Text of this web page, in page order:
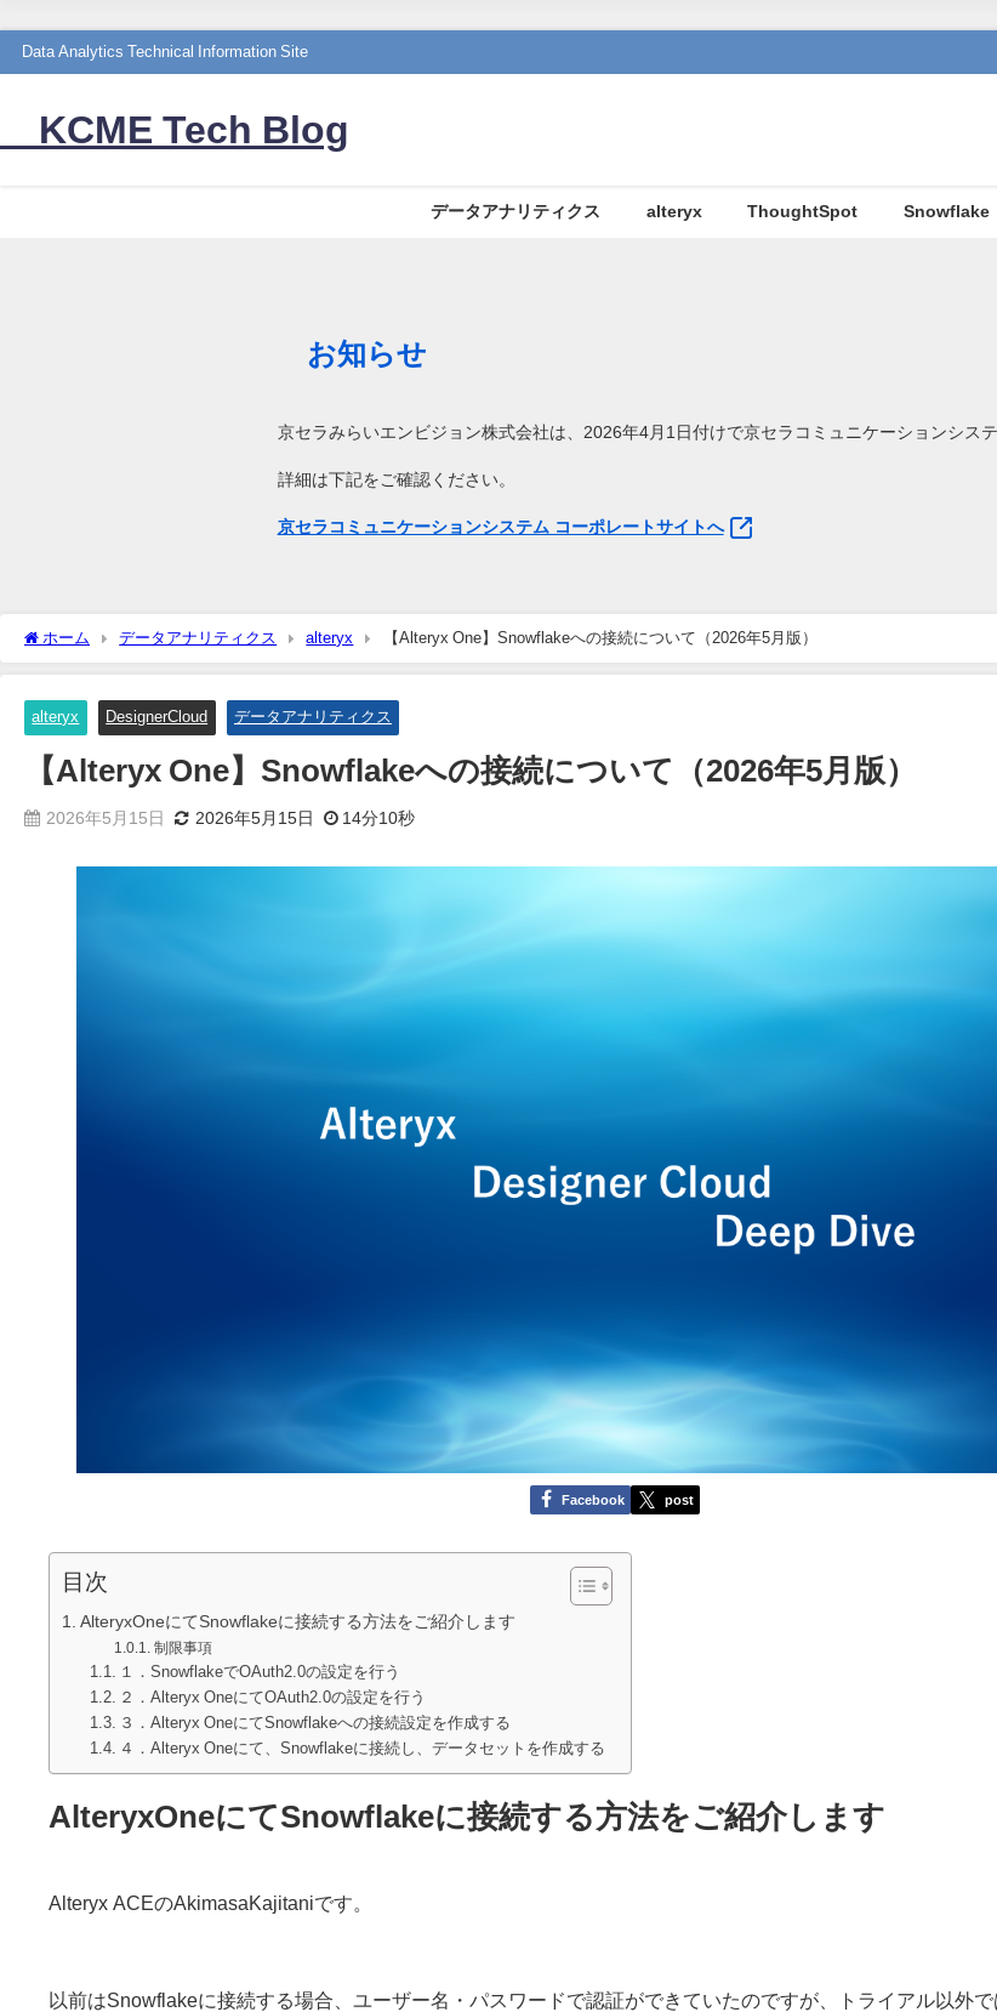
Data Analytics Technical Information Site
KCME Tech Blog
データアナリティクス alteryx ThoughtSpot Snowflake
お知らせ
京セラみらいエンビジョン株式会社は、2026年4月1日付けで京セラコミュニケーションシス
詳細は下記をご確認ください。
京セラコミュニケーションシステム コーポレートサイトへ
ホーム データアナリティクス alteryx 【Alteryx One】Snowflakeへの接続について（2026年5月版）
alteryx DesignerCloud データアナリティクス
【Alteryx One】Snowflakeへの接続について（2026年5月版）
2026年5月15日 2026年5月15日 14分10秒
Facebook post
目次
AlteryxOneにてSnowflakeに接続する方法をご紹介します
制限事項
１．SnowflakeでOAuth2.0の設定を行う
２．Alteryx OneにてOAuth2.0の設定を行う
３．Alteryx OneにてSnowflakeへの接続設定を作成する
４．Alteryx Oneにて、Snowflakeに接続し、データセットを作成する
AlteryxOneにてSnowflakeに接続する方法をご紹介します
Alteryx ACEのAkimasaKajitaniです。
以前はSnowflakeに接続する場合、ユーザー名・パスワードで認証ができていたのですが、トライアル以外で